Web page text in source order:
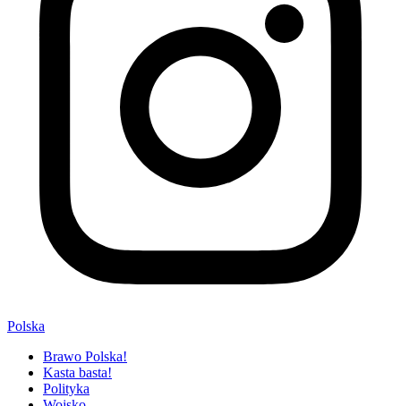
Polska
Brawo Polska!
Kasta basta!
Polityka